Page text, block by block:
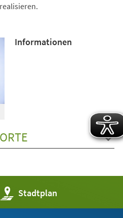
Informationen
Stadtplan
(Öffnet
in
einem